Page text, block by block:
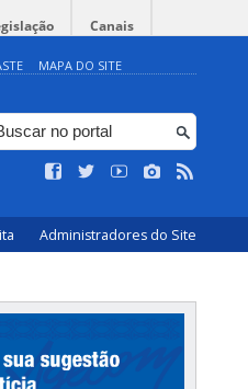
Canais
MAPA DO SITE
Administradores do Site